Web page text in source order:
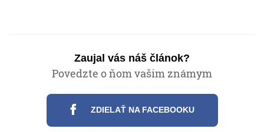
Zaujal vás náš článok?
Povedzte o ňom vašim známym
ZDIELAŤ NA FACEBOOKU